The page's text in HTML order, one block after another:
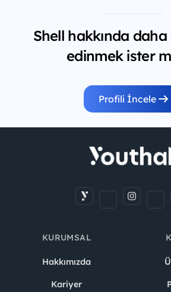
Shell hakkında
edinmek ister
Profili İncele
KURUMSAL
Hakkımızda
Kariyer